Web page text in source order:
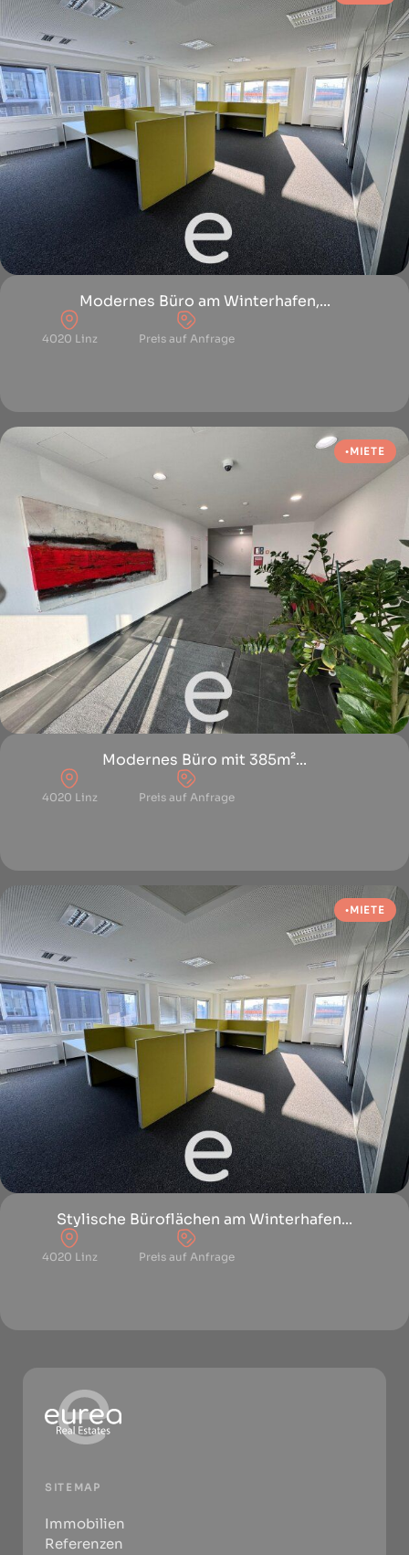
Modernes Büro am Winterhafen,...
4020 Linz Preis auf Anfrage
MIETE
Modernes Büro mit 385m²...
4020 Linz Preis auf Anfrage
MIETE
Stylische Büroflächen am Winterhafen...
4020 Linz Preis auf Anfrage
SITEMAP
Immobilien
Referenzen